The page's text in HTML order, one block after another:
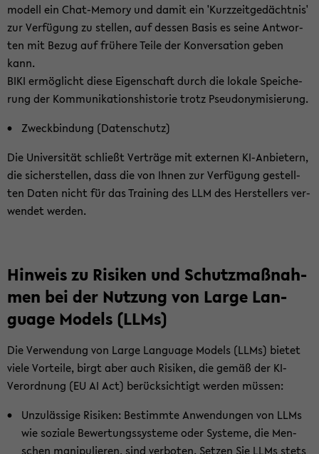
mo­dell ein Chat-​Memory und damit ein 'Kurz­zeit­ge­dächt­nis'
zur Ver­fü­gung zu stel­len, auf des­sen Basis es seine Ant­wor­
ten mit Bezug auf frü­he­re Teile der Kon­ver­sa­ti­on geben
kann.
BIKI er­mög­licht diese Ei­gen­schaft durch die lo­ka­le Spei­che­
rung der Kom­mu­ni­ka­ti­ons­his­to­rie trotz Pseud­ony­mi­sie­rung.
Zweck­bin­dung (Da­ten­schutz)
Die Uni­ver­si­tät schließt Ver­trä­ge mit ex­ter­nen KI-​Anbietern,
die si­cher­stel­len, dass die von Ihnen zur Ver­fü­gung ge­stell­
ten Daten nicht für das Trai­ning des LLM des Her­stel­lers ver­
wen­det wer­den.
Hin­weis zu Ri­si­ken und Schutz­maß­nah­
men bei der Nut­zung von Large Lan­
guage Mo­dels (LLMs)
Die Ver­wen­dung von Large Lan­guage Mo­dels (LLMs) bie­tet
viele Vor­tei­le, birgt aber auch Ri­si­ken, die gemäß der KI-​
Verordnung (EU AI Act) be­rück­sich­tigt wer­den müs­sen:
Un­zu­läs­si­ge Ri­si­ken: Be­stimm­te An­wen­dun­gen von LLMs
wie so­zia­le Be­wer­tungs­sys­te­me oder Sys­te­me, die Men­
schen ma­ni­pu­lie­ren, sind ver­bo­ten. Set­zen Sie LLMs stets